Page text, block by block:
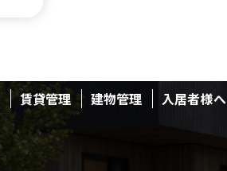
賃貸管理 建物管理 入居者様へ